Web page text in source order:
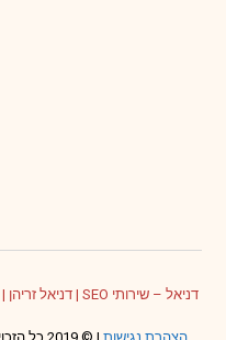
דניאל – שירותי SEO | דניאל זריהן |